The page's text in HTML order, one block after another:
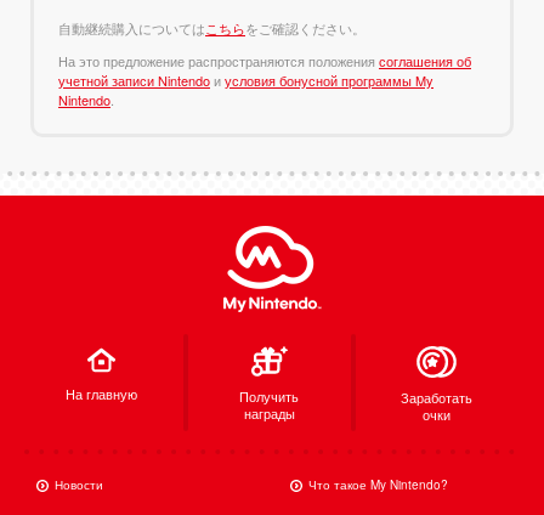
自動継続購入についてはこちらをご確認ください。
На это предложение распространяются положения соглашения об
учетной записи Nintendoиусловия бонусной программы My
Nintendo
На главную
Получить
награды
Заработать
очки
Новости Что такое My Nintendo?